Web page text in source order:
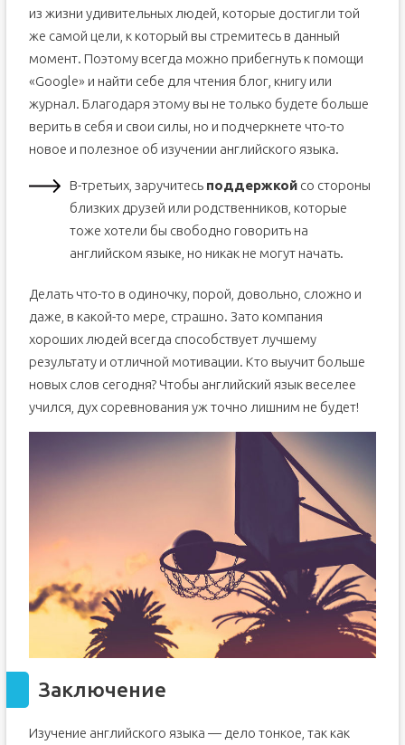
из жизни удивительных людей, которые достигли той
же самой цели, к который вы стремитесь в данный
момент. Поэтому всегда можно прибегнуть к помощи
«Google» и найти cебе для чтения блог, книгу или
журнал. Благодаря этому вы не только будете больше
верить в себя и свои силы, но и подчеркнете что-то
новое и полезное об изучении английского языка.
В-третьих, заручитесь поддержкойсо стороны
близких друзей или родственников, которые
тоже хотели бы свободно говорить на
английском языке, но никак не могут начать.
Делать что-то в одиночку, порой, довольно, сложно и
даже, в какой-то мере, страшно. Зато компания
хороших людей всегда способствует лучшему
результату и отличной мотивации. Кто выучит больше
новых слов сегодня? Чтобы английский язык веселее
учился, дух соревнования уж точно лишним не будет!
Заключение
Изучение английского языка — дело тонкое, так как